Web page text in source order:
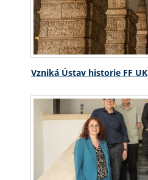
Vzniká Ústav historie FF UK